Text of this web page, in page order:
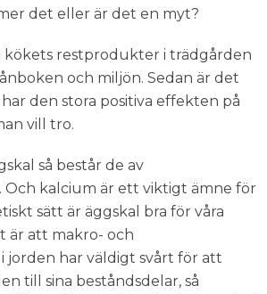
det eller är det en myt?
kökets restprodukter i trädgården
och miljön. Sedan är det
den stora positiva effekten på
vill tro.
så består de av
Och kalcium är ett viktigt ämne för
sätt är äggskal bra för våra
är att makro- och
jorden har väldigt svårt för att
till sina beståndsdelar, så